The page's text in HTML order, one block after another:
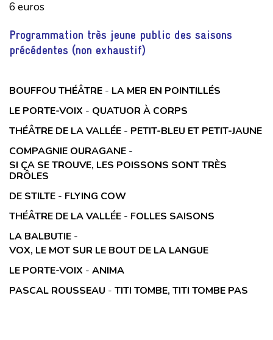
6 euros
Programmation très jeune public des saisons
précédentes (non exhaustif)
BOUFFOU THÉÂTRE - LA MER EN POINTILLÉS
LE PORTE-VOIX - QUATUOR À CORPS
THÉÂTRE DE LA VALLÉE - PETIT-BLEU ET PETIT-JAUNE
COMPAGNIE OURAGANE -
SI ÇA SE TROUVE, LES POISSONS SONT TRÈS
DRÔLES
DE STILTE - FLYING COW
THÉÂTRE DE LA VALLÉE - FOLLES SAISONS
LA BALBUTIE -
VOX, LE MOT SUR LE BOUT DE LA LANGUE
LE PORTE-VOIX - ANIMA
PASCAL ROUSSEAU - TITI TOMBE, TITI TOMBE PAS